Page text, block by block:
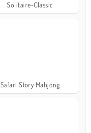
Solitaire-Classic
Safari Story Mahjong